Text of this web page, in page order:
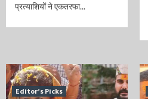
प्रत्याशियों ने एकतरफा...
Editor’s Picks